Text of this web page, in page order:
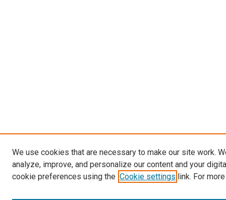
We use cookies that are necessary to make our site work.
analyze, improve, and personalize our content and your
cookie preferences using the Cookie settings link. For